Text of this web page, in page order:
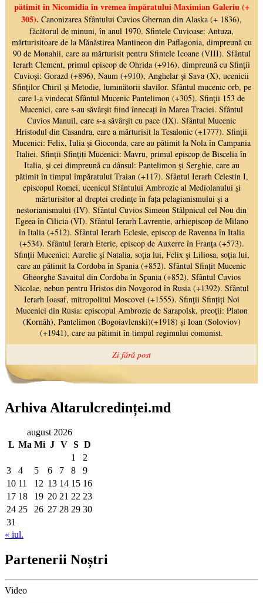
Arhiva Altarulcredinței.md
august 2026
L Ma Mi J V S D
1
2
3
4 5 6 7 8
9
10 11 12 13 14 15 16
17 18 19 20 21 22 23
24 25 26 27 28 29 30
31
« iul.
Partenerii Noștri
Video